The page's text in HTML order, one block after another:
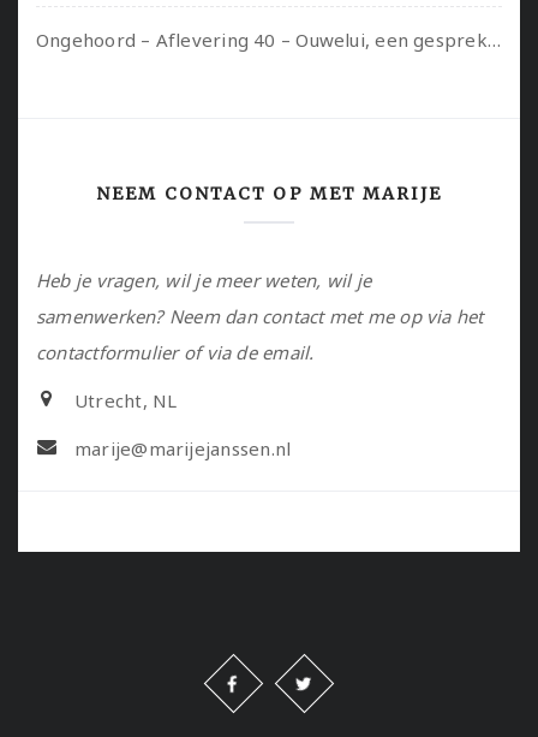
Ongehoord – Aflevering 40 – Ouwelui, een gesprek met Sadie Lune over vormende relaties en de geschiedenis van de queer pornobeweging
NEEM CONTACT OP MET MARIJE
Heb je vragen, wil je meer weten, wil je
samenwerken? Neem dan contact met me op via het
contactformulier of via de email.
Utrecht, NL
marije@marijejanssen.nl